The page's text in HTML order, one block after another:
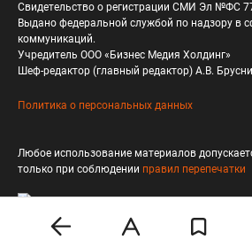
Свидетельство о регистрации СМИ Эл №ФС
Выдано федеральной службой по надзору в
коммуникаций.
Учредитель ООО «Бизнес Медия Холдинг»
Шеф-редактор (главный редактор) А.В.
Политика о персональных данных
Любое использование материалов
только при соблюдении правил перепечатки